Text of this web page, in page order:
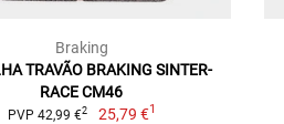
Braking
TRAVÃO BRAKING SINTER-
RACE CM46
PVP 42,99 €2 25,79 €1